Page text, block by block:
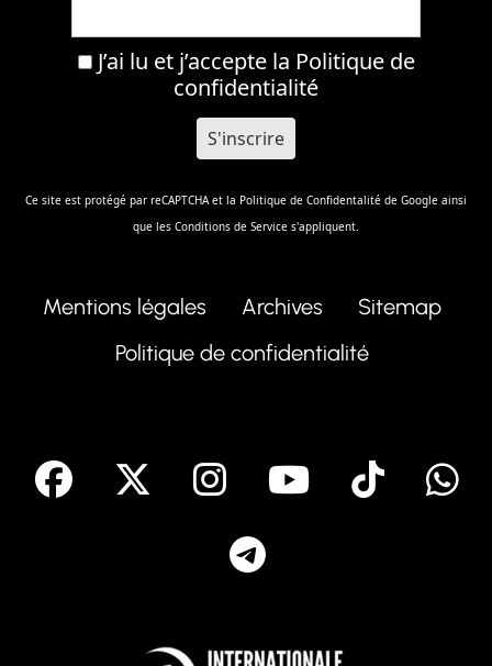
J’ai lu et j’accepte la Politique de
confidentialité
Ce site est protégé par reCAPTCHA et la Politique de Confidentalité de Google ainsi
que les Conditions de Service s'appliquent.
Mentions légales Archives
Sitemap
Politique de confidentialité
facebook Instagram
Youtube
Tik